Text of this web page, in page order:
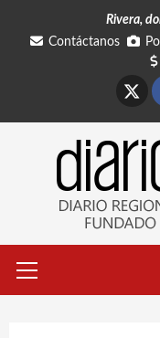
Rivera,
Contáctanos
primario